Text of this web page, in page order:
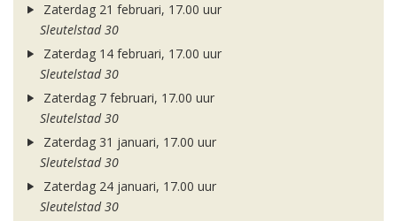
Zaterdag 21 februari, 17.00 uur
Sleutelstad 30
Zaterdag 14 februari, 17.00 uur
Sleutelstad 30
Zaterdag 7 februari, 17.00 uur
Sleutelstad 30
Zaterdag 31 januari, 17.00 uur
Sleutelstad 30
Zaterdag 24 januari, 17.00 uur
Sleutelstad 30